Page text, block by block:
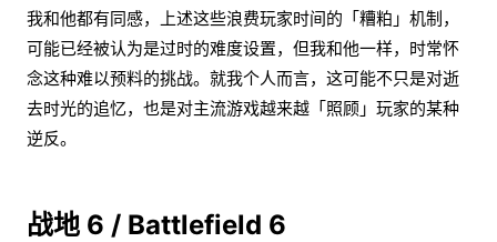
我和他都有同感，上述这些浪费玩家时间的「糟粕」机制，
可能已经被认为是过时的难度设置，但我和他一样，时常怀
念这种难以预料的挑战。就我个人而言，这可能不只是对逝
去时光的追忆，也是对主流游戏越来越「照顾」玩家的某种
逆反。
战地 6 / Battlefield 6